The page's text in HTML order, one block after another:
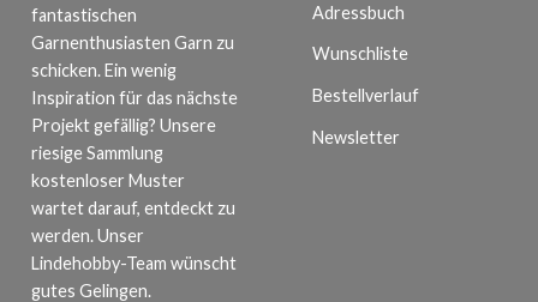
fantastischen
Garnenthusiasten Garn zu
schicken. Ein wenig
Inspiration für das nächste
Projekt gefällig? Unsere
riesige Sammlung
kostenloser Muster
wartet darauf, entdeckt zu
werden. Unser
Lindehobby-Team wünscht
gutes Gelingen.
Adressbuch
Wunschliste
Bestellverlauf
Newsletter